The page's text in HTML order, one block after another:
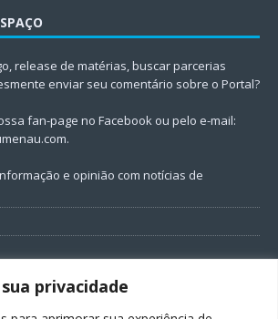
privacidade
release de matérias, buscar parcerias
enviar seu comentário sobre o Portal?
fan-page no Facebook ou pelo e-mail:
.
e opinião com notícias de